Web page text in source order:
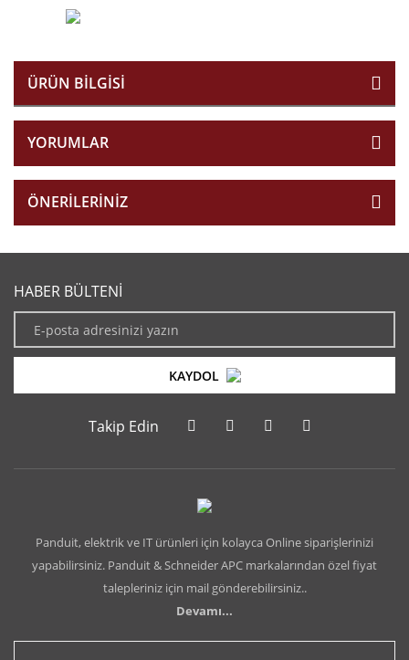
ÜRÜN BILGISI
YORUMLAR
ÖNERILERINIZ
HABER BÜLTENİ
KAYDOL
Takip Edin
Panduit, elektrik ve IT ürünleri için kolayca Online siparişlerinizi
yapabilirsiniz. Panduit & Schneider APC markalarından özel fiyat
talepleriniz için mail gönderebilirsiniz..
Devamı...